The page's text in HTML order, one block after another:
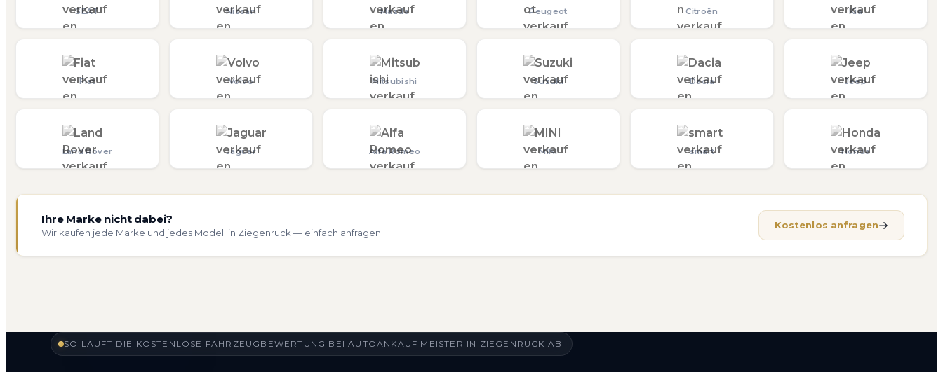
SEAT Nissan Mazda Peugeot Citroën Kia
Fiat Volvo Mitsubishi Suzuki Dacia Jeep
Land Rover Jaguar Alfa Romeo MINI smart Honda
Ihre Marke nicht dabei?
Wir kaufen jede Marke und jedes Modell in Ziegenrück — einfach anfragen.
Kostenlos anfragen
SO LÄUFT DIE KOSTENLOSE FAHRZEUGBEWERTUNG BEI AUTOANKAUF MEISTER IN ZIEGENRÜCK AB